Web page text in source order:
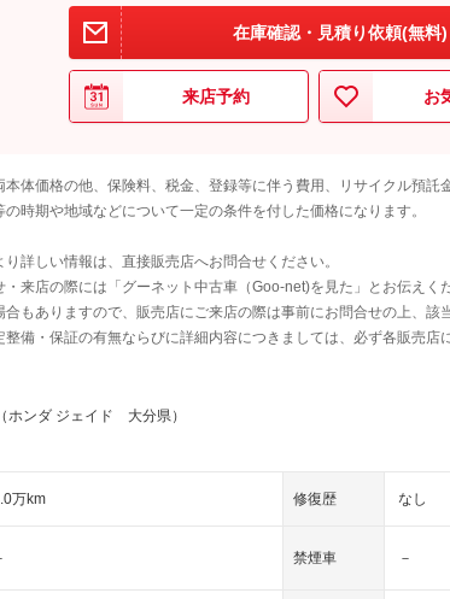
在庫確認・見積り依頼(無料)
来店予約 お
体価格の他、保険料、税金、登録等に伴う費用、リサイクル預託
時期や地域などについて一定の条件を付した価格になります。
り詳しい情報は、直接販売店へお問合せください。
来店の際には「グーネット中古車（Goo-net)を見た」とお伝えく
もありますので、販売店にご来店の際は事前にお問合せの上、該
整備・保証の有無ならびに詳細内容につきましては、必ず各販売店
（ホンダ ジェイド 大分県）
万km 修復歴 なし
禁煙車 －